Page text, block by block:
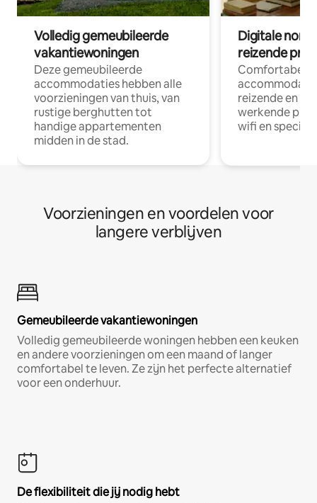
Volledig gemeubileerde
vakantiewoningen
Deze gemeubileerde
accommodaties hebben alle
voorzieningen van thuis, van
rustige berghutten tot
handige appartementen
midden in de stad.
Digitale
reizende
Comfortabele
reizende en
werkende
wifi en
Voorzieningen en voordelen voor
langere verblijven
Gemeubileerde vakantiewoningen
Volledig gemeubileerde woningen hebben een keuken
en andere voorzieningen om een maand of langer
comfortabel te leven. Ze zijn het perfecte alternatief
voor een onderhuur.
De flexibiliteit die jij nodig hebt